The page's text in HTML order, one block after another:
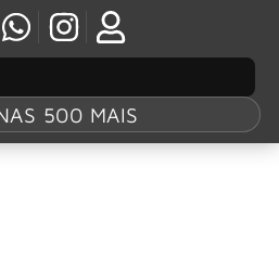
500 MAIS